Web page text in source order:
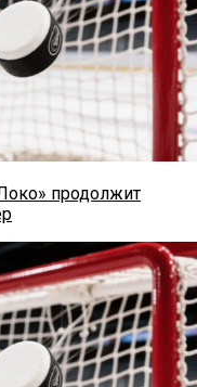
продолжит